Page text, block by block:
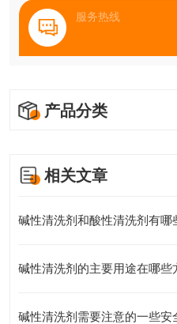
服务热线
产品分类
相关文章
碱性清洗剂和酸性清洗剂有哪
碱性清洗剂的主要用途在哪些
碱性清洗剂需要注意的一些安